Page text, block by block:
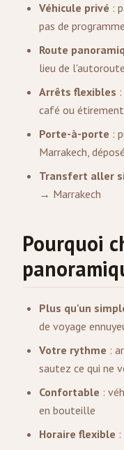
Véhicule privé :
pas de
Route
lieu de l'autoroute
Arrêts flexibles
café ou
Porte-à-porte :
Marrakech,
Transfert aller
→ Marrakech
Pourquoi
Plus qu'un
de voyage
Votre rythme :
sautez ce qui ne
Confortable :
en bouteille
Horaire flexible